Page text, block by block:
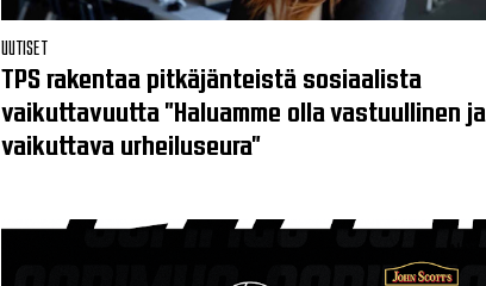
TPS rakentaa pitkäjänteistä sosiaalista
vaikuttavuutta "Haluamme olla vastuullinen ja
vaikuttava urheiluseura"
UUTISET